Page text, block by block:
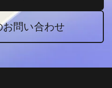
お問い合わせ